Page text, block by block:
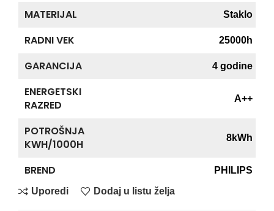
MATERIJAL Staklo
RADNI VEK 25000h
GARANCIJA 4 godine
ENERGETSKI
RAZRED
A++
POTROŠNJA
KWH/1000H
8kWh
BREND
PHILIPS
Uporedi
Dodaj u listu želja